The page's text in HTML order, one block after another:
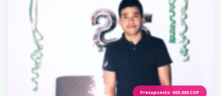
Presupuesto: 600.000COP